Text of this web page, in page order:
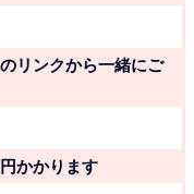
リンクから一緒にご
かかります